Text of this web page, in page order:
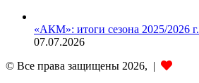
«АКМ»: итоги сезона 2025/2026 г.
07.07.2026
© Все права защищены 2026, |